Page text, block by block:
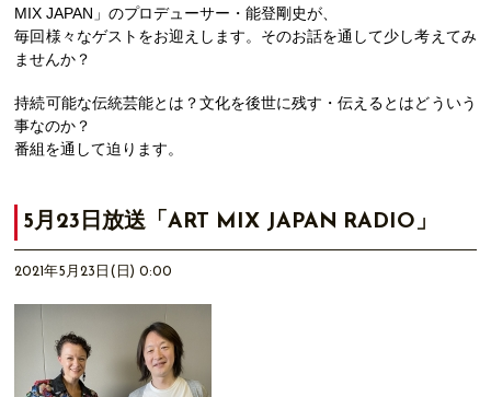
MIX JAPAN」のプロデューサー・能登剛史が、
毎回様々なゲストをお迎えします。そのお話を通して少し考えてみ
ませんか？
持続可能な伝統芸能とは？文化を後世に残す・伝えるとはどういう
事なのか？
番組を通して迫ります。
5月23日放送「ART MIX JAPAN RADIO」
2021年5月23日(日) 0:00